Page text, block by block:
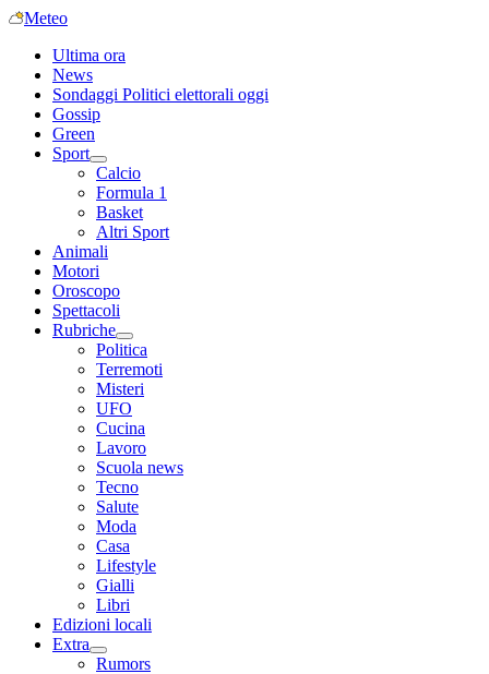
Meteo
Ultima ora
News
Sondaggi Politici elettorali oggi
Gossip
Green
Sport
Calcio
Formula 1
Basket
Altri Sport
Animali
Motori
Oroscopo
Spettacoli
Rubriche
Politica
Terremoti
Misteri
UFO
Cucina
Lavoro
Scuola news
Tecno
Salute
Moda
Casa
Lifestyle
Gialli
Libri
Edizioni locali
Extra
Rumors